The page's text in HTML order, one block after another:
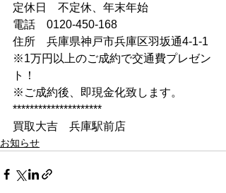
定休日　不定休、年末年始
電話　0120-450-168
住所　兵庫県神戸市兵庫区羽坂通4-1-1
※1万円以上のご成約で交通費プレゼン
ト！
※ご成約後、即現金化致します。
*********************
買取大吉　兵庫駅前店
お知らせ